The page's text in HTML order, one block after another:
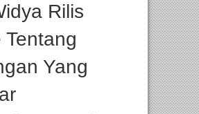
& Queen – feat. Marcello Tahitoe dan
Rilis
Tentang
Yang